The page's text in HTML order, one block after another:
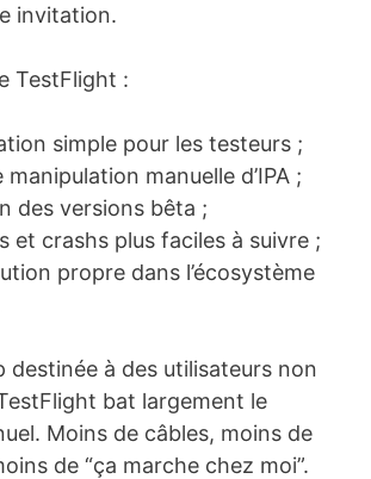
invitation.
TestFlight :
simple pour les testeurs ;
manipulation manuelle d’IPA ;
des versions bêta ;
et crashs plus faciles à suivre ;
propre dans l’écosystème
destinée à des utilisateurs non
bat largement le
Moins de câbles, moins de
de “ça marche chez moi”.